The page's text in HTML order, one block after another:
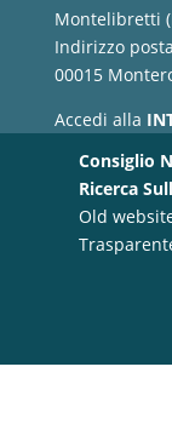
Montelibretti
Indirizzo
00015
Accedi alla
Consiglio
Ricerca
Old